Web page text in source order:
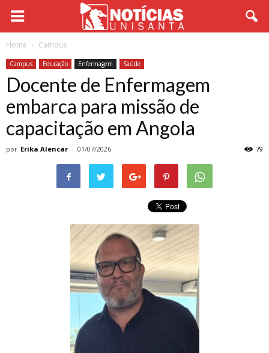
Home Campus
Campus Educação Enfermagem Saúde
Docente de Enfermagem
embarca para missão de
capacitação em Angola
por Erika Alencar - 01/07/2026 79